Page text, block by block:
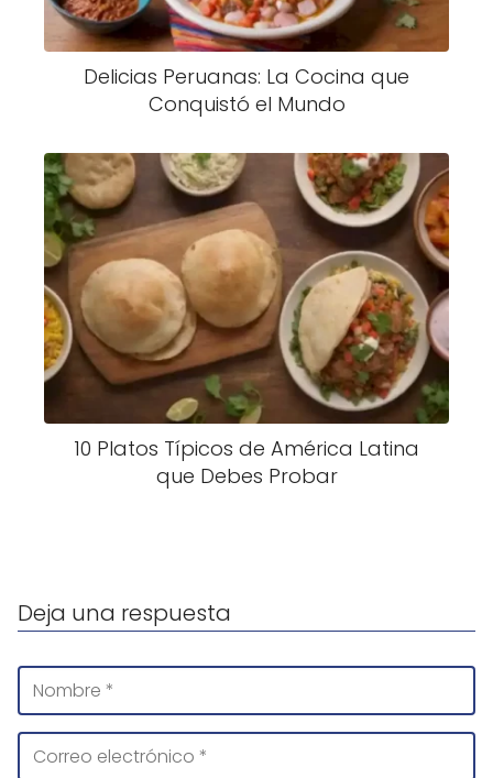
Delicias Peruanas: La Cocina que
Conquistó el Mundo
10 Platos Típicos de América Latina
que Debes Probar
Deja una respuesta